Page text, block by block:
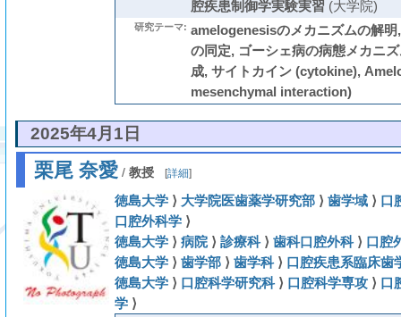
腔疾患制御学実験実習 (大学院)
研究テーマ: amelogenesisのメカニズムの解
の同定, ゴーシェ病の病態メカニ
成, サイトカイン (cytokine),
mesenchymal interaction)
2025年4月1日
栗尾 奈愛/ 教授 [詳細]
徳島大学⟩ 大学院医歯薬学研究部⟩ 歯学域⟩ 口
口腔外科学⟩
徳島大学⟩ 病院⟩ 診療科⟩ 歯科口腔外科⟩ 口腔
徳島大学⟩ 歯学部⟩ 歯学科⟩ 口腔疾患系臨床歯
徳島大学⟩ 口腔科学研究科⟩ 口腔科学専攻⟩ 口
学⟩